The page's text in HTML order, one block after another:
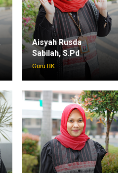
Aisyah Rusda
Sabilah, S.Pd
Guru BK